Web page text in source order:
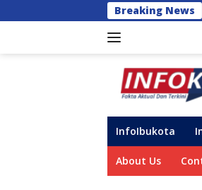
ke
Breaking News
InfoIbukota
About Us